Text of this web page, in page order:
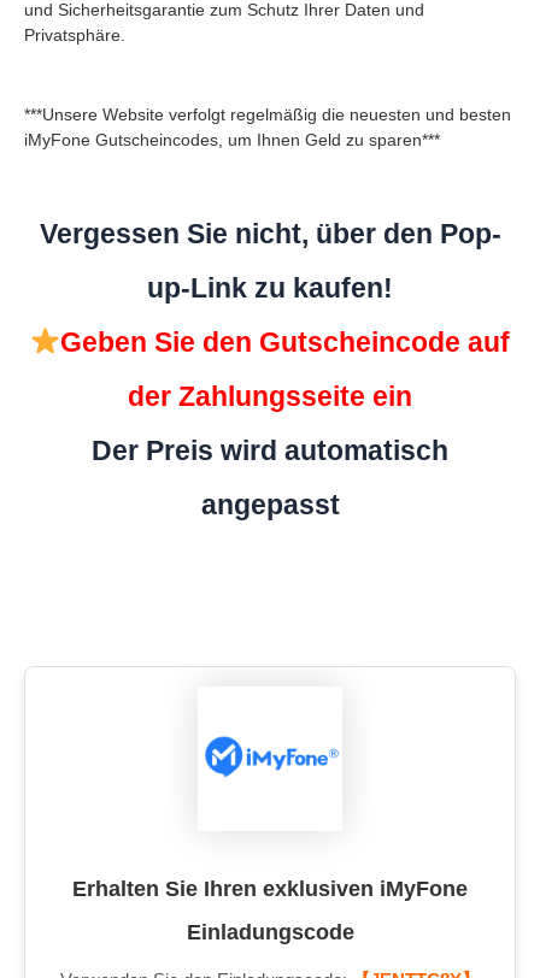
und Sicherheitsgarantie zum Schutz Ihrer Daten und
Privatsphäre.
***Unsere Website verfolgt regelmäßig die neuesten und besten
iMyFone Gutscheincodes, um Ihnen Geld zu sparen***
Vergessen Sie nicht, über den Pop-
up-Link zu kaufen!
Geben Sie den Gutscheincode auf
der Zahlungsseite ein
Der Preis wird automatisch
angepasst
Erhalten Sie Ihren exklusiven iMyFone
Einladungscode